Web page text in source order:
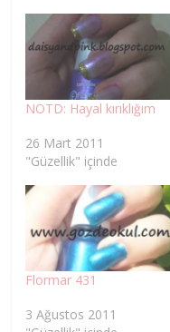
NOTD: Hayal kırıklığım
26 Mart 2011
"Güzellik" içinde
Flormar 431
3 Ağustos 2011